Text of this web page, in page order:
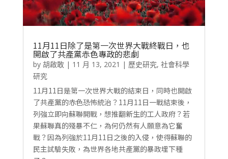
11月11日除了是第一次世界大戰終戰日，也
開啟了共產黨赤色專政的悲劇
by 胡啟敢| 11 月 13, 2021 | 歷史研究, 社會科學
研究
11月11日是第一次世界大戰的結束日，同時也開啟
了共產黨的赤色恐怖統治？11月11日一戰結束後，
列強立即向蘇聯開戰，想推翻新生的工人政府？若
果蘇聯真的殘暴不仁，為何仍然有人願意為它奮
戰？因為列強於11月11日之後的入侵，使得蘇聯的
民主試驗失敗，為世界各地共產黨的暴政埋下種